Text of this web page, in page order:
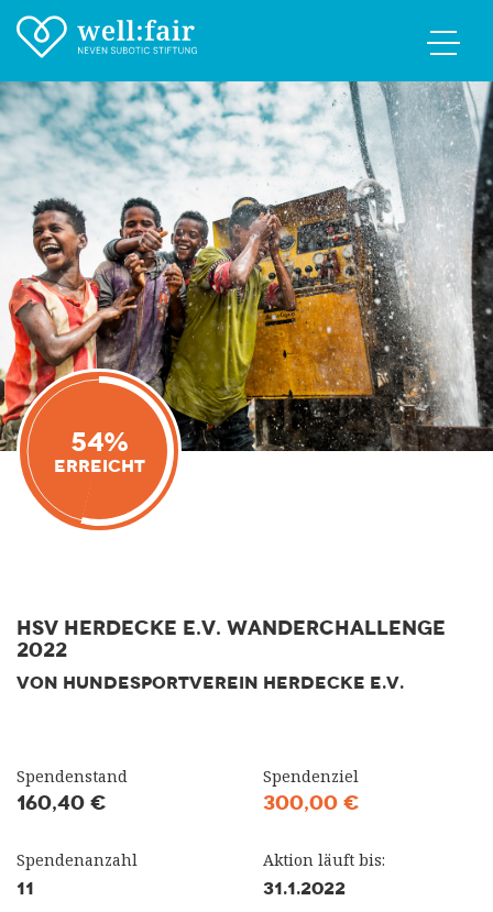
54%
Erreicht
HSV Herdecke e.V. Wanderchallenge
2022
VON HUNDESPORTVEREIN HERDECKE E.V.
Spendenstand
160,40 €
Spendenziel
300,00 €
Spendenanzahl
11
Aktion läuft bis:
31.1.2022